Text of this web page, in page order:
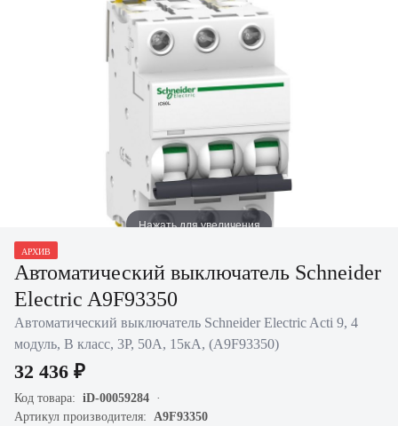
Нажать для увеличения
АРХИВ
Автоматический выключатель Schneider
Electric A9F93350
Автоматический выключатель Schneider Electric Acti 9, 4
модуль, B класс, 3P, 50А, 15кА, (A9F93350)
32 436 ₽
Код товара: iD-00059284
Артикул производителя: A9F93350